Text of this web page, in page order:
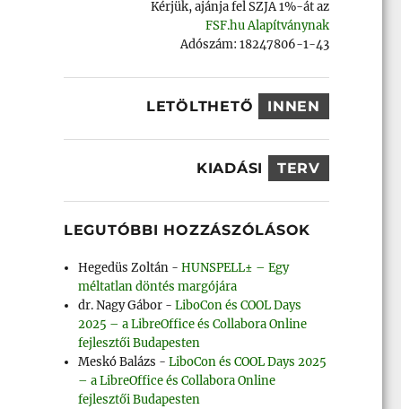
Kérjük, ajánja fel SZJA 1%-át az
FSF.hu Alapítványnak
Adószám: 18247806-1-43
LETÖLTHETŐ INNEN
KIADÁSI TERV
LEGUTÓBBI HOZZÁSZÓLÁSOK
Hegedüs Zoltán -HUNSPELL± – Egy
méltatlan döntés margójára
dr. Nagy Gábor -LiboCon és COOL Days
2025 – a LibreOffice és Collabora Online
fejlesztői Budapesten
Meskó Balázs -LiboCon és COOL Days 2025
– a LibreOffice és Collabora Online
fejlesztői Budapesten